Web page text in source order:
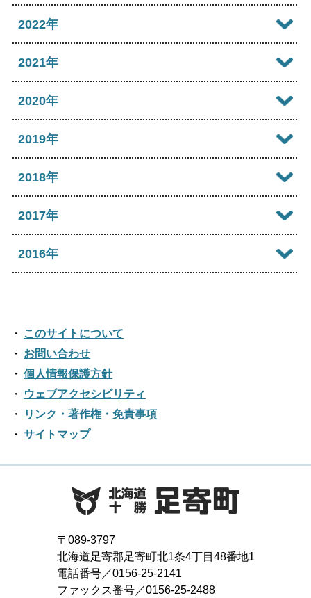
2026年04月
2026年03月
2026年02月
2025年10月
2025年08月
2025年07月
2025年06月
2025年04月
2025年02月
2024年10月
2024年08月
2024年07月
2024年06月
2024年04月
2024年01月
2023年12月
2023年10月
2023年08月
2023年07月
2023年06月
2023年04月
2023年02月
2023年01月
2022年
2022年12月
2022年10月
2022年08月
2022年07月
2022年06月
2022年03月
2022年02月
2021年
2021年12月
2021年10月
2021年08月
2021年07月
2021年04月
2021年03月
2021年02月
2021年01月
2020年
2020年12月
2020年10月
2020年08月
2020年05月
2020年04月
2020年03月
2019年
2019年12月
2019年10月
2019年07月
2019年06月
2019年05月
2019年02月
2019年01月
2018年
2018年12月
2018年10月
2018年08月
2018年07月
2018年06月
2018年05月
2018年04月
2018年03月
2018年01月
2017年
2017年12月
2017年08月
2017年07月
2017年06月
2017年05月
2017年04月
2017年02月
2017年01月
2016年
2016年10月
2016年09月
2016年08月
2016年05月
2016年04月
2016年03月
このサイトについて
お問い合わせ
個人情報保護方針
ウェブアクセシビリティ
リンク・著作権・免責事項
サイトマップ
〒089-3797
北海道足寄郡足寄町北1条4丁目48番地1
電話番号／0156-25-2141
ファックス番号／0156-25-2488